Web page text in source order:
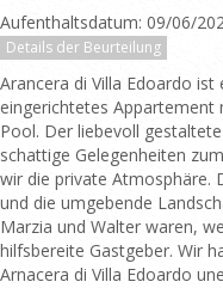
Aufenthaltsdatum: 09/06/
Details der Beurteilung
Arancera di Villa Edoardo
eingerichtetes
Pool. Der liebevoll
schattige Gelegenheiten
wir die private Atmosphäre.
und die umgebende
Marzia und Walter waren,
hilfsbereite Gastgeber. Wir
Arnacera di Villa Edoardo